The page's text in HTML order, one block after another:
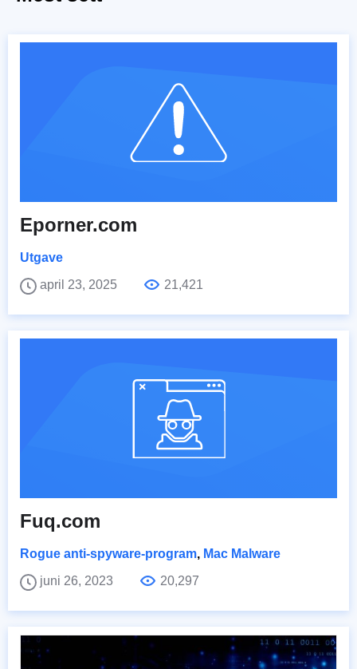
Eporner.com
Utgave
april 23, 2025
21,421
Fuq.com
Rogue anti-spyware-program, Mac Malware
juni 26, 2023
20,297